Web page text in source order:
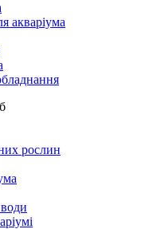
акваріума
рослин